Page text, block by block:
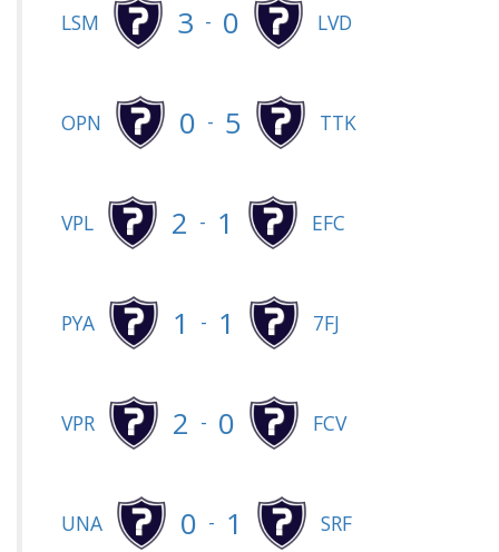
LSM 3 - 0 LVD
OPN 0 - 5 TTK
VPL 2 - 1 EFC
PYA 1 - 1 7FJ
VPR 2 - 0 FCV
UNA 0 - 1 SRF